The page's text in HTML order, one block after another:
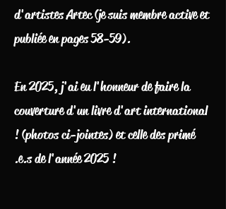
d'artistes Artec (je suis membre active et
publiée en pages 58-59).
En 2025, j'ai eu l'honneur de faire la
couverture d'un livre d'art international
! (photos ci-jointes) et celle des primé
.e.s de l'année 2025 !